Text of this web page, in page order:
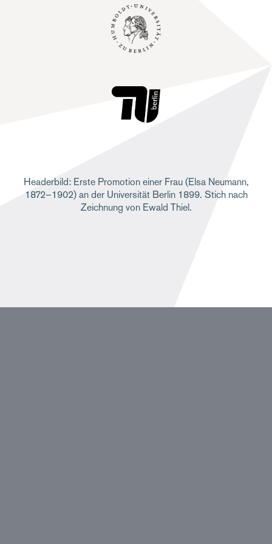
Headerbild: Erste Promotion einer Frau (Elsa Neumann,
1872–1902) an der Universität Berlin 1899. Stich nach
Zeichnung von Ewald Thiel.